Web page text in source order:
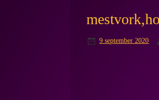
9 september 2020